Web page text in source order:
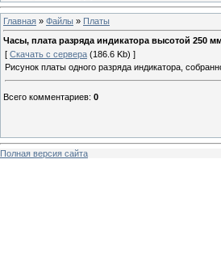
Главная » Файлы » Платы
Часы, плата разряда индикатора высотой 250
[ Скачать с сервера (186.6 Kb) ]
Рисунок платы одного разряда индикатора,
Всего комментариев: 0
Полная версия сайта